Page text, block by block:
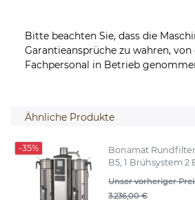
Bitte beachten Sie, dass die
Garantieansprüche zu wahren,
Fachpersonal in Betrieb
Ähnliche Produkte
-35%
Bonamat
B5, 1 Brühsystem 2
Unser vorheriger
3.236,00 €